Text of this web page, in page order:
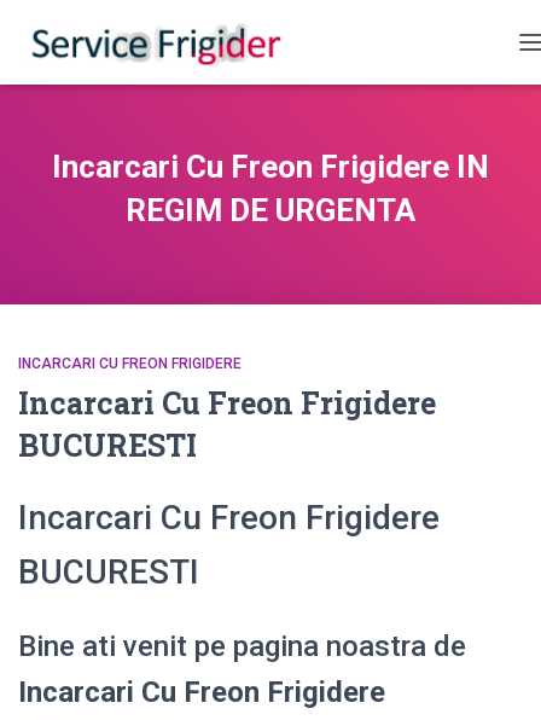
Incarcari Cu Freon Frigidere IN
REGIM DE URGENTA
INCARCARI CU FREON FRIGIDERE
Incarcari Cu Freon Frigidere
BUCURESTI
Incarcari Cu Freon Frigidere
BUCURESTI
Bine ati venit pe pagina noastra de
Incarcari Cu Freon Frigidere